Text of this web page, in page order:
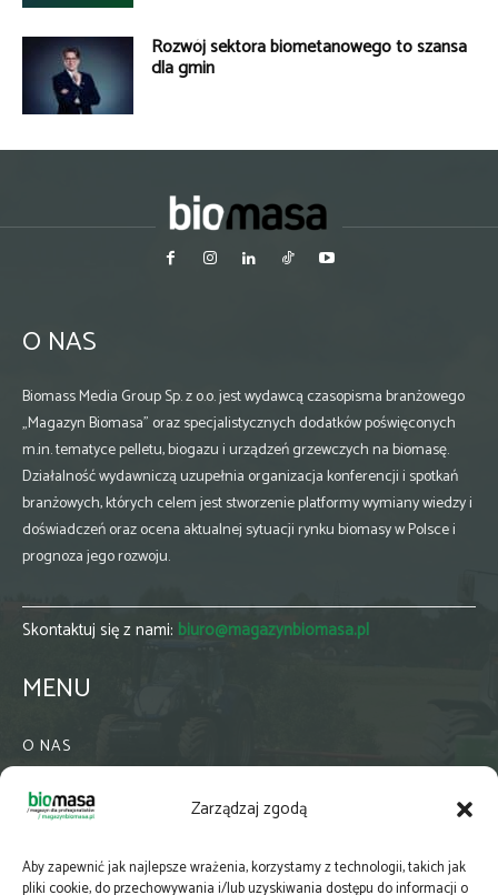
Zarządzaj zgodą
Aby zapewnić jak najlepsze wrażenia, korzystamy z technologii, takich jak
pliki cookie, do przechowywania i/lub uzyskiwania dostępu do informacji o
Rozwój sektora biometanowego to szansa
dla gmin
O NAS
Biomass Media Group Sp. z o.o. jest wydawcą czasopisma branżowego
„Magazyn Biomasa” oraz specjalistycznych dodatków poświęconych
m.in. tematyce pelletu, biogazu i urządzeń grzewczych na biomasę.
Działalność wydawniczą uzupełnia organizacja konferencji i spotkań
branżowych, których celem jest stworzenie platformy wymiany wiedzy i
doświadczeń oraz ocena aktualnej sytuacji rynku biomasy w Polsce i
prognoza jego rozwoju.
Skontaktuj się z nami: biuro@magazynbiomasa.pl
MENU
O NAS
WSPÓŁPRACA
PRENUMERATA